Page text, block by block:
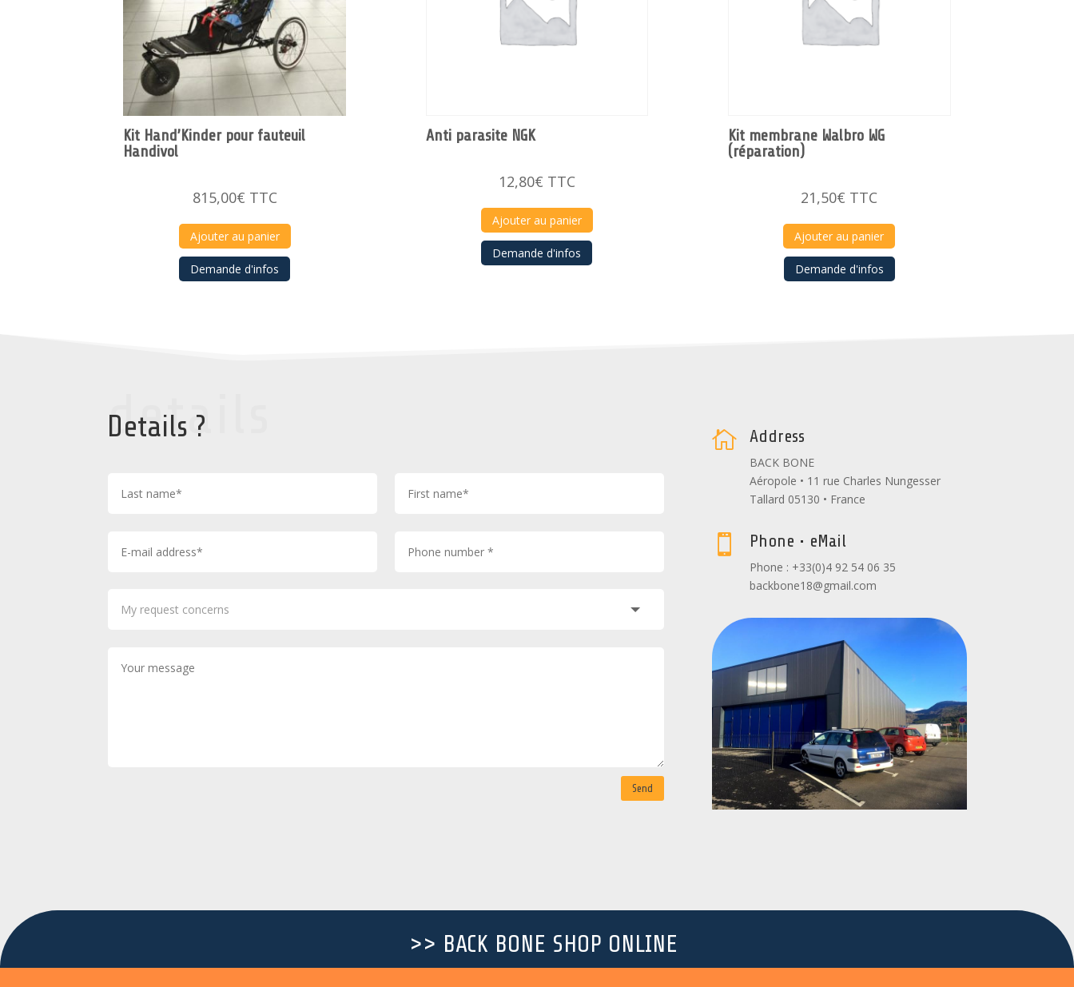
Kit Hand’Kinder pour fauteuil
Handivol
815,00€ TTC
Ajouter au panier
Demande d'infos
Anti parasite NGK
12,80€ TTC
Ajouter au panier
Demande d'infos
Kit membrane Walbro WG
(réparation)
21,50€ TTC
Ajouter au panier
Demande d'infos
details
Details ?
Send
 Address
BACK BONE
Aéropole • 11 rue Charles Nungesser
Tallard 05130 • France
 Phone • eMail
Phone : +33(0)4 92 54 06 35
backbone18@gmail.com
>> BACK BONE SHOP ONLINE